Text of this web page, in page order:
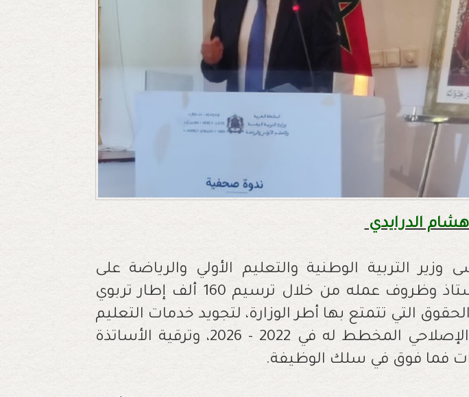
هشام الدرايدي
التربية الوطنية والتعليم الأولي والرياضة على
اهتمام وزارته بالأستاذ وظروف عمله من خلال ترسيم 160 ألف إطار تربوي
التي تتمتع بها أطر الوزارة، لتجويد خدمات التعليم
ومسايرة البرنامج الإصلاحي المخطط له في 2022 - 2026، وترقية الأساتذة